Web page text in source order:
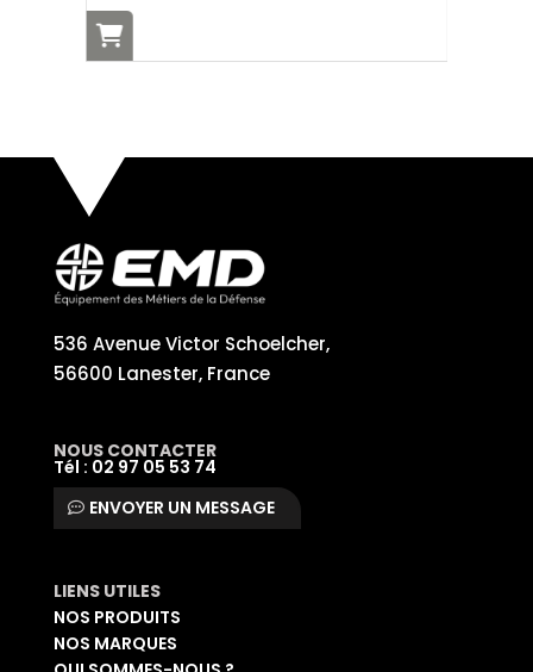
536 Avenue Victor Schoelcher,
56600 Lanester, France
NOUS CONTACTER
Tél : 02 97 05 53 74
ENVOYER UN MESSAGE
LIENS UTILES
NOS PRODUITS
NOS MARQUES